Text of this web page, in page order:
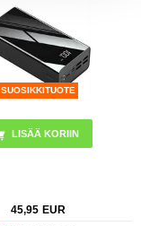
SUOSIKKITUOTE
45,95 EUR